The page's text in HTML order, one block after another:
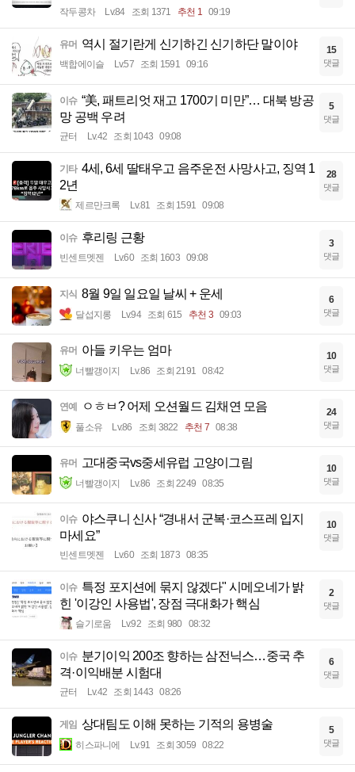
작두콩차 Lv.84 조회 1371 추천 1 09:19
유머 역시 절기란게 신기하긴 신기하단 말이야
백합에이슬 Lv.57 조회 1591 09:16
15
댓글
이슈 “美, 패트리엇 재고 1700기 미만”… 대북 방공
망 공백 우려
균터 Lv.42 조회 1043 09:08
5
댓글
기타 4세, 6세 딸태우고 음주운전 사망사고, 징역 1
2년
제르만크록 Lv.81 조회 1591 09:08
28
댓글
이슈 후리링 근황
빈센트멧젠 Lv.60 조회 1603 09:08
3
댓글
지식 8월 9일 일요일 날씨 + 운세
달섭지롱 Lv.94 조회 615 추천 3 09:03
6
댓글
유머 아들 키우는 엄마
너빨갱이지 Lv.86 조회 2191 08:42
10
댓글
연예 ㅇㅎㅂ? 어제 오션월드 김채연 모음
풀소유 Lv.86 조회 3822 추천 7 08:38
24
댓글
유머 고대중국vs중세유럽 고양이그림
너빨갱이지 Lv.86 조회 2249 08:35
10
댓글
이슈 야스쿠니 신사 “경내서 군복·코스프레 입지
마세요”
빈센트멧젠 Lv.60 조회 1873 08:35
10
댓글
이슈 특정 포지션에 묶지 않겠다" 시메오네가 밝
힌 '이강인 사용법', 장점 극대화가 핵심
슬기로움 Lv.92 조회 980 08:32
2
댓글
이슈 분기이익 200조 향하는 삼전닉스…중국 추
격·이익배분 시험대
균터 Lv.42 조회 1443 08:26
6
댓글
게임 상대팀도 이해 못하는 기적의 용병술
히스파니에 Lv.91 조회 3059 08:22
5
댓글